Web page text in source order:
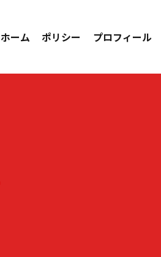
ホーム ポリシー プロフィール